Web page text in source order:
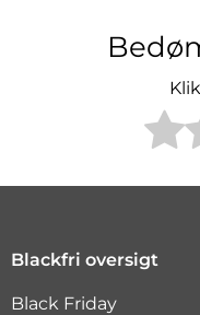
Blackfri oversigt
Black Friday